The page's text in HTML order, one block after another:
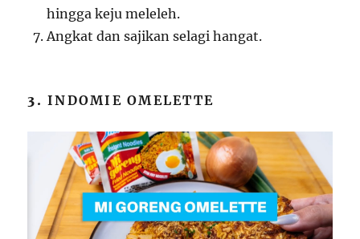
hingga keju meleleh.
Angkat dan sajikan selagi hangat.
3.INDOMIE OMELETTE